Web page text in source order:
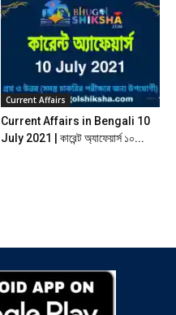
Current Affairs
Current Affairs in Bengali 10
July 2021 | কারেন্ট অ্যাফেয়ার্স ১০...